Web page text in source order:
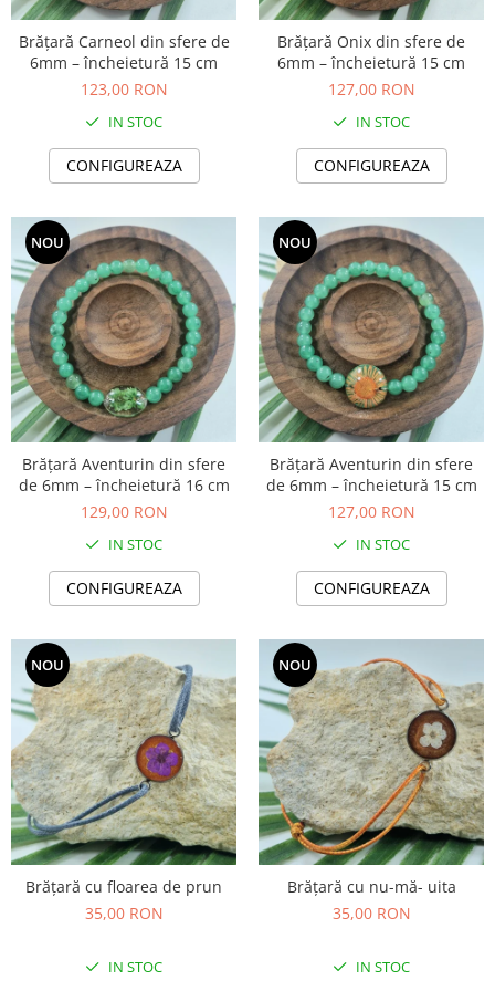
Colier / Pandantiv
Brățară
Brățară
Broșă
Bijuterii argint
Colier / Pandantiv
Cercei
Set bijuterii
Brățară
Bijuterii oțel
Colier / Pandantiv
Cercei
Set bijuterii
Brățară de gleznă
Brățară
Bijuterii aliaj metalic
Colier / Pandantiv
Cercei
Brățară
Broșă
Mărgele / talisman
Accesorii păr
Bijuterii din Floarea de colț
Colier / Pandantiv
Cercei
Suport bijuterii
Colier / Pandantiv
Brățară Carneol din sfere de
6mm – încheietură 15 cm
123,00 RON
IN STOC
CONFIGUREAZA
Brățară Onix din sfere de
6mm – încheietură 15 cm
127,00 RON
IN STOC
CONFIGUREAZA
NOU
Brățară Aventurin din sfere
de 6mm – încheietură 16 cm
129,00 RON
IN STOC
CONFIGUREAZA
NOU
Brățară Aventurin din sfere
de 6mm – încheietură 15 cm
127,00 RON
IN STOC
CONFIGUREAZA
NOU
Brățară cu floarea de prun
35,00 RON
IN STOC
NOU
Brățară cu nu-mă- uita
35,00 RON
IN STOC